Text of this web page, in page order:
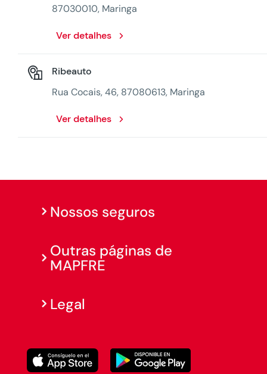
87030010, Maringa
Ver detalhes
Ribeauto
Rua Cocais, 46, 87080613, Maringa
Ver detalhes
Nossos seguros
Outras páginas de
MAPFRE
Legal